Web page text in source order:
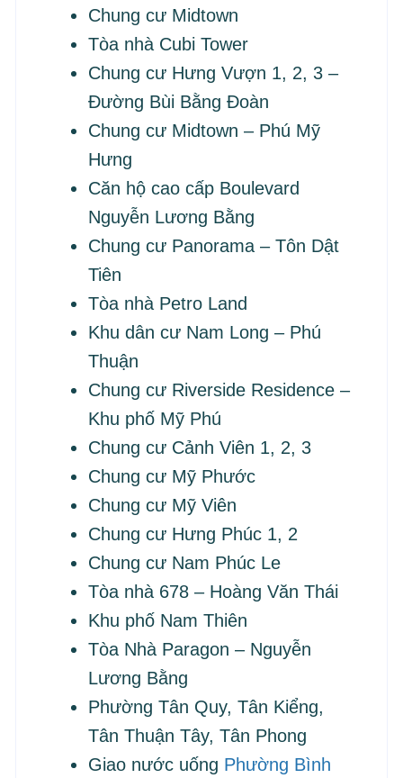
Chung cư Midtown
Tòa nhà Cubi Tower
Chung cư Hưng Vượn 1, 2, 3 –
Đường Bùi Bằng Đoàn
Chung cư Midtown – Phú Mỹ
Hưng
Căn hộ cao cấp Boulevard
Nguyễn Lương Bằng
Chung cư Panorama – Tôn Dật
Tiên
Tòa nhà Petro Land
Khu dân cư Nam Long – Phú
Thuận
Chung cư Riverside Residence –
Khu phố Mỹ Phú
Chung cư Cảnh Viên 1, 2, 3
Chung cư Mỹ Phước
Chung cư Mỹ Viên
Chung cư Hưng Phúc 1, 2
Chung cư Nam Phúc Le
Tòa nhà 678 – Hoàng Văn Thái
Khu phố Nam Thiên
Tòa Nhà Paragon – Nguyễn
Lương Bằng
Phường Tân Quy, Tân Kiểng,
Tân Thuận Tây, Tân Phong
Giao nước uống Phường Bình